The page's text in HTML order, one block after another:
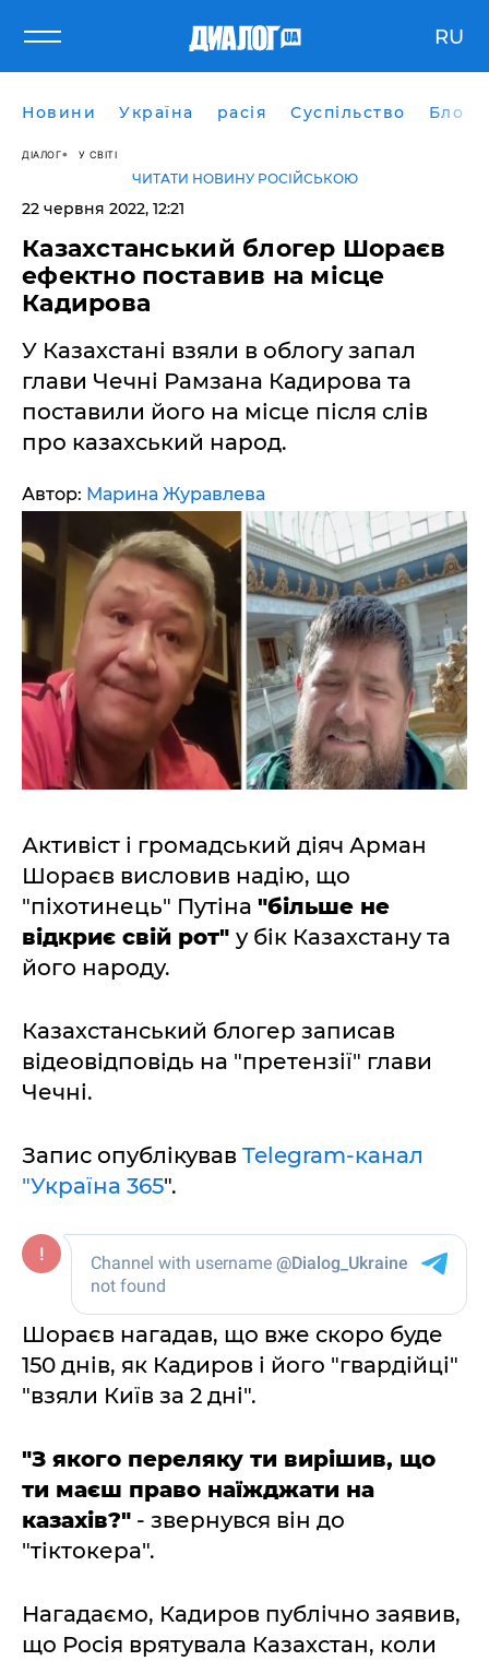
RU
Новини Україна расія Суспільство Блоги
ДІАЛОГ У СВІТІ
ЧИТАТИ НОВИНУ РОСІЙСЬКОЮ
22 червня 2022, 12:21
Казахстанський блогер Шораєв
ефектно поставив на місце
Кадирова
У Казахстані взяли в облогу запал
глави Чечні Рамзана Кадирова та
поставили його на місце після слів
про казахський народ.
Автор: Марина Журавлева
Активіст і громадський діяч Арман
Шораєв висловив надію, що
"піхотинець" Путіна "більше не
відкриє свій рот" у бік Казахстану та
його народу.
Казахстанський блогер записав
відеовідповідь на "претензії" глави
Чечні.
Запис опублікував Telegram-канал
"Україна 365".
Шораєв нагадав, що вже скоро буде
150 днів, як Кадиров і його "гвардійці"
"взяли Київ за 2 дні".
"З якого переляку ти вирішив, що
ти маєш право наїжджати на
казахів?" - звернувся він до
"тіктокера".
Нагадаємо, Кадиров публічно заявив,
що Росія врятувала Казахстан, коли